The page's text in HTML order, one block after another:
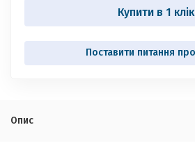
Купити в 1 клік
Опис